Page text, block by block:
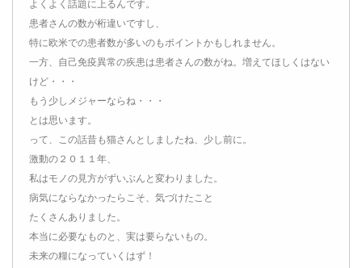
よくよく話題に上るんです。
患者さんの数が桁違いですし、
特に欧米での患者数が多いのもポイントかもしれません。
一方、自己免疫異常の疾患は患者さんの数がね。増えてほしくはない
けど・・・
もう少しメジャーならね・・・
とは思います。
って、この話昔も猫さんとしましたね、少し前に。
激動の２０１１年、
私はモノの見方がずいぶんと変わりました。
病気にならなかったらこそ、気づけたこと
たくさんありました。
本当に必要なものと、実は要らないもの。
未来の糧になっていくはず！